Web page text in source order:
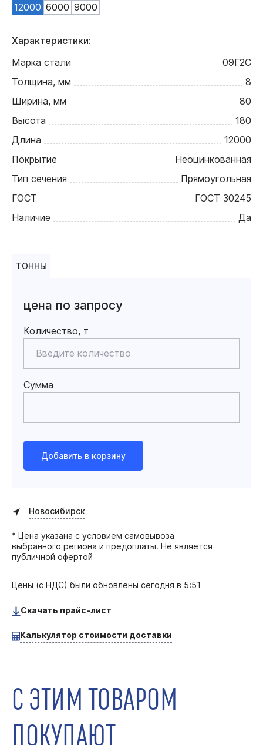
12000 6000 9000
Характеристики:
Марка стали
09Г2С
Толщина, мм
8
Ширина, мм
80
Высота
180
Длина
12000
Покрытие
Неоцинкованная
Тип сечения
Прямоугольная
ГОСТ
ГОСТ 30245
Наличие
Да
ТОННЫ
цена по запросу
Количество, т
Сумма
Добавить в корзину
Новосибирск
* Цена указана с условием самовывоза
выбранного региона и предоплаты. Не является
публичной офертой
Цены (с НДС) были обновлены сегодня в 5:51
Скачать прайс-лист
Калькулятор стоимости доставки
С ЭТИМ ТОВАРОМ
ПОКУПАЮТ